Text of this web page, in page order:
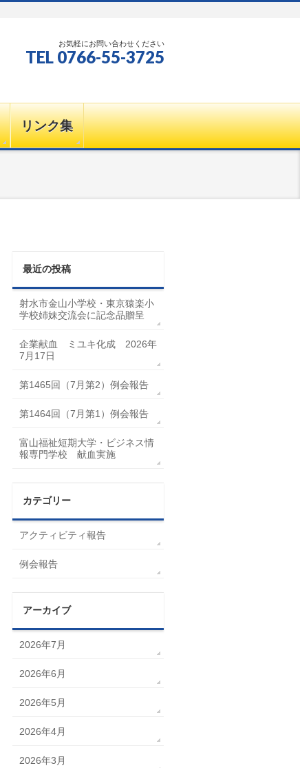
お気軽にお問い合わせください
TEL 0766-55-3725
リンク集
最近の投稿
射水市金山小学校・東京猿楽小
学校姉妹交流会に記念品贈呈
企業献血 ミユキ化成 2026年
7月17日
第1465回（7月第2）例会報告
第1464回（7月第1）例会報告
富山福祉短期大学・ビジネス情
報専門学校 献血実施
カテゴリー
アクティビティ報告
例会報告
アーカイブ
2026年7月
2026年6月
2026年5月
2026年4月
2026年3月